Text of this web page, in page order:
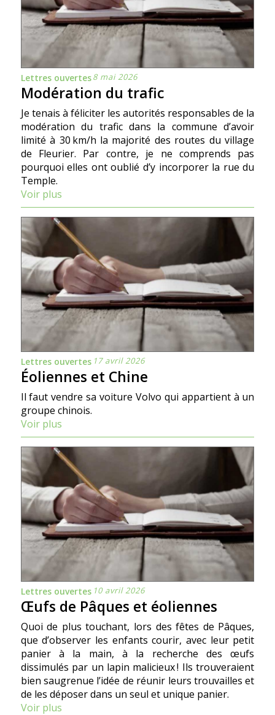
Lettres ouvertes8 mai 2026
Modération du trafic
Je tenais à féliciter les autorités responsables de la
modération du trafic dans la commune d’avoir
limité à 30 km/h la majorité des routes du village
de Fleurier. Par contre, je ne comprends pas
pourquoi elles ont oublié d’y incorporer la rue du
Temple.
Voir plus
Lettres ouvertes 17 avril 2026
Éoliennes et Chine
Il faut vendre sa voiture Volvo qui appartient à un
groupe chinois.
Voir plus
Lettres ouvertes 10 avril 2026
Œufs de Pâques et éoliennes
Quoi de plus touchant, lors des fêtes de Pâques,
que d’observer les enfants courir, avec leur petit
panier à la main, à la recherche des œufs
dissimulés par un lapin malicieux ! Ils trouveraient
bien saugrenue l’idée de réunir leurs trouvailles et
de les déposer dans un seul et unique panier.
Voir plus